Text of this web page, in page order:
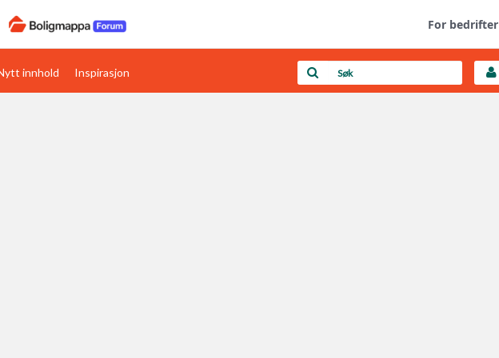
For bedrifter
Boligens papirer Last opp selv
innhold Inspirasjon